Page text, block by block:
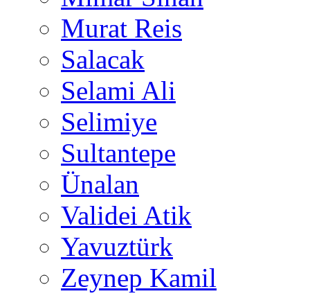
Murat Reis
Salacak
Selami Ali
Selimiye
Sultantepe
Ünalan
Validei Atik
Yavuztürk
Zeynep Kamil